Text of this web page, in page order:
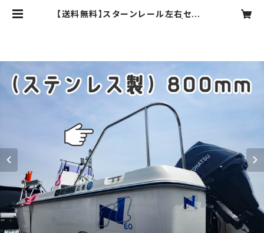
【送料無料】スターンレール左右セット